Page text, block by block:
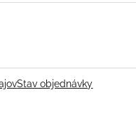
Stav objednávky